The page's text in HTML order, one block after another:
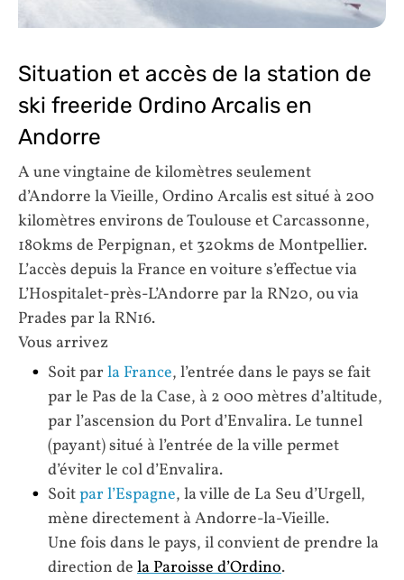
Situation et accès de la station de
ski freeride Ordino Arcalis en
Andorre
A une vingtaine de kilomètres seulement
d’Andorre la Vieille, Ordino Arcalis est situé à 200
kilomètres environs de Toulouse et Carcassonne,
180kms de Perpignan, et 320kms de Montpellier.
L’accès depuis la France en voiture s’effectue via
L’Hospitalet-près-L’Andorre par la RN20, ou via
Prades par la RN16.
Vous arrivez
Soit par la France, l’entrée dans le pays se fait
par le Pas de la Case, à 2 000 mètres d’altitude,
par l’ascension du Port d’Envalira. Le tunnel
(payant) situé à l’entrée de la ville permet
d’éviter le col d’Envalira.
Soitpar l’Espagne, la ville de La Seu d’Urgell,
mène directement à Andorre-la-Vieille.
Une fois dans le pays, il convient de prendre la
direction de la Paroisse d’Ordino.